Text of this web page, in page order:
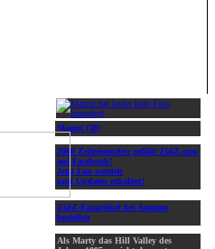
Mamet (38)
2000 Zeitreisenden gefällt ZidZ.com
auf Facebook!
Jetzt Fan werden
und Updates erhalten!
ZidZ-Fanartikel bei Amazon
bestellen
Als Marty das Hill Valley des